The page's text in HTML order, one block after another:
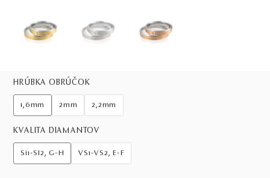
HRÚBKA OBRÚČOK
1,6mm 2mm 2,2mm
KVALITA DIAMANTOV
Si1-SI2, G-H VS1-VS2, E-F